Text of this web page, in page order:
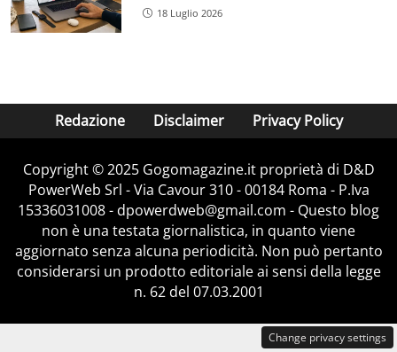
18 Luglio 2026
Redazione Disclaimer Privacy Policy
Copyright © 2025 Gogomagazine.it proprietà di D&D
PowerWeb Srl - Via Cavour 310 - 00184 Roma - P.Iva
15336031008 - dpowerdweb@gmail.com - Questo blog
non è una testata giornalistica, in quanto viene
aggiornato senza alcuna periodicità. Non può pertanto
considerarsi un prodotto editoriale ai sensi della legge
n. 62 del 07.03.2001
Change privacy settings